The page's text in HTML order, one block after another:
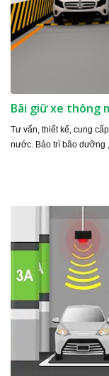
Bãi giữ xe thông
Tư vấn, thiết kế, cung
nước. Bảo trì bão dưỡng